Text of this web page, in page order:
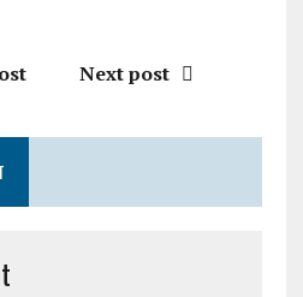
Next post